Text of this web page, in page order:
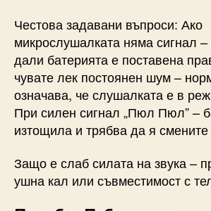
Честова задавани въпроси: Ако
микрослушалката няма сигнал –
дали батерията е поставена
чувате лек постоянен шум –
означава, че слушалката е в
При силен сигнал „Пюл Пюл” –
изтощила и трябва да я
Защо е слаб силата на звука –
ушна кал или съвместимост с